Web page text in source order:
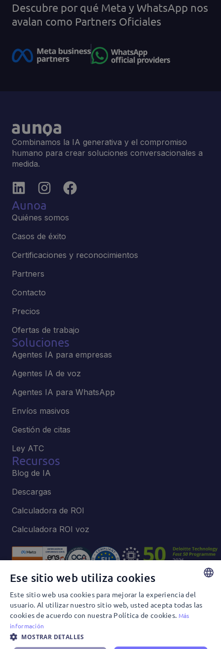
Descubre por qué Meta y WhatsApp nos
avalan como Partners Oficiales
Combinamos la IA generativa y el compromiso
humano para crear soluciones conversacionales a
medida.
Aunoa
Quiénes somos
Casos de éxito
Certificaciones y reconocimientos
Partners
Contacto
Precios
Ofertas de trabajo
Soluciones
Agentes IA para empresas
Agentes IA de voz
Agentes IA para WhatsApp
Envíos masivos
Gestión de citas
Ley ATC
Recursos
Blog de IA
Descargas
Calculadora de ROI
Calculadora ROI voz
© 2026 Aunoa
Política de privacidad y Cookies
Política de privacidad y Redes Sociales
Términos y condiciones de uso
Política de seguridad e información
SPANISH
ENGLISH
Ese sitio web utiliza cookies
Este sitio web usa cookies para mejorar la experiencia del
usuario. Al utilizar nuestro sitio web, usted acepta todas las
cookies de acuerdo con nuestra Política de cookies. Más
información
MOSTRAR DETALLES